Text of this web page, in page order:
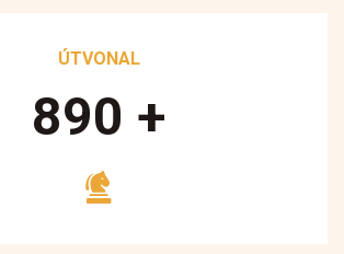
ÚTVONAL
890 +